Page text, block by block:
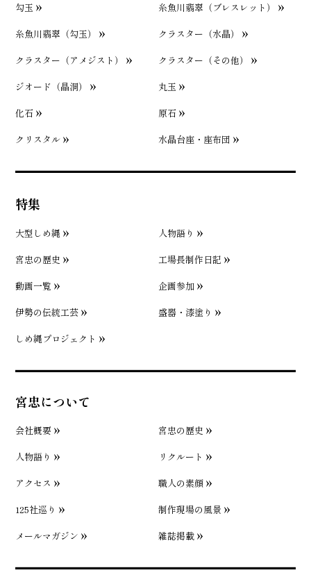
勾玉
糸魚川翡翠（ブレスレット）
糸魚川翡翠（勾玉）
クラスター（水晶）
クラスター（アメジスト）
クラスター（その他）
ジオード（晶洞）
丸玉
化石
原石
クリスタル
水晶台座・座布団
特集
大型しめ縄
人物語り
宮忠の歴史
工場長制作日記
動画一覧
企画参加
伊勢の伝統工芸
盛器・漆塗り
しめ縄プロジェクト
宮忠について
会社概要
宮忠の歴史
人物語り
リクルート
アクセス
職人の素顔
125社巡り
制作現場の風景
メールマガジン
雑誌掲載